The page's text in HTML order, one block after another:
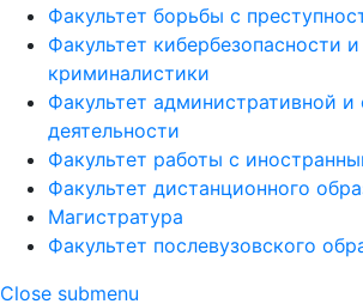
Факультет борьбы с
Факультет кибербезопасности
криминалистики
Факультет административной и
деятельности
Факультет работы с
Факультет дистанционного
Магистратура
Факультет послевузовского
Close submenu